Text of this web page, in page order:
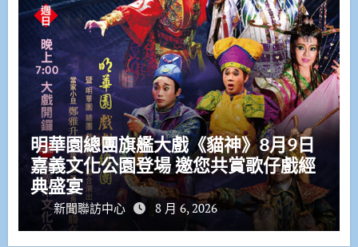
明華園總團旗艦大戲《貓神》8月9日
嘉義文化公園登場 邀您共賞歌仔戲經
典盛宴
新聞聯訪中心 8 月 6, 2026